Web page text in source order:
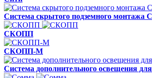
Система скрытого подземного
СКОПП
СКОПП-М
Система дополнительного освещения